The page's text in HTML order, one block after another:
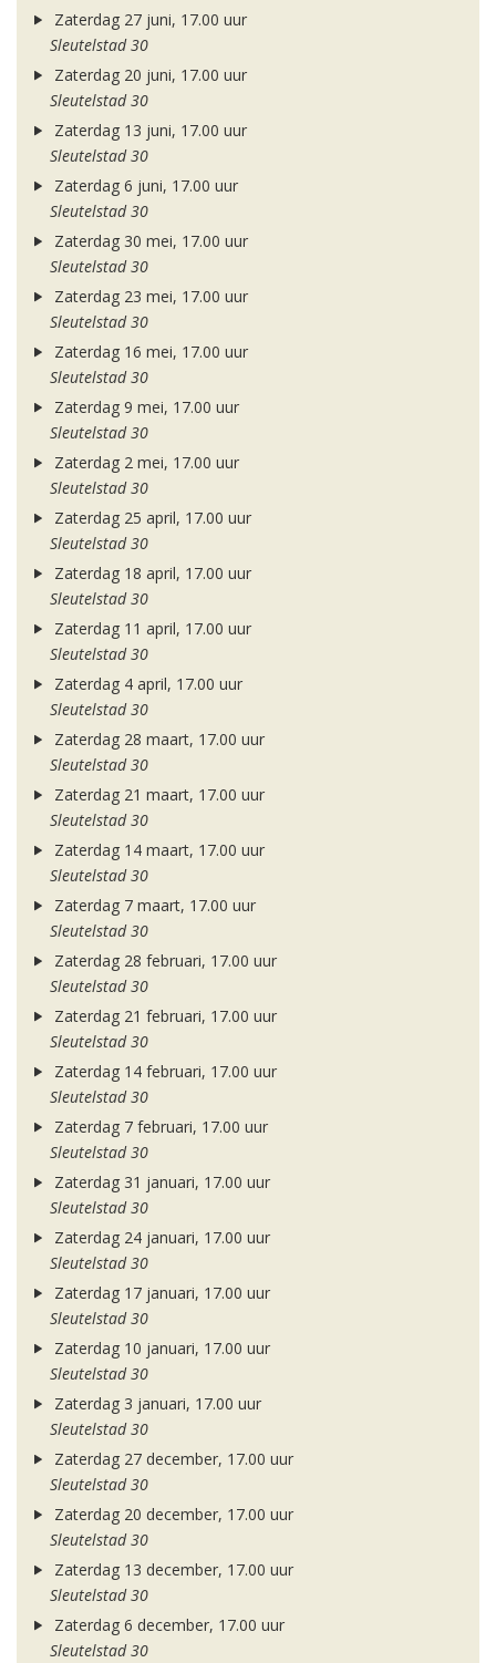
Zaterdag 27 juni, 17.00 uur
Sleutelstad 30
Zaterdag 20 juni, 17.00 uur
Sleutelstad 30
Zaterdag 13 juni, 17.00 uur
Sleutelstad 30
Zaterdag 6 juni, 17.00 uur
Sleutelstad 30
Zaterdag 30 mei, 17.00 uur
Sleutelstad 30
Zaterdag 23 mei, 17.00 uur
Sleutelstad 30
Zaterdag 16 mei, 17.00 uur
Sleutelstad 30
Zaterdag 9 mei, 17.00 uur
Sleutelstad 30
Zaterdag 2 mei, 17.00 uur
Sleutelstad 30
Zaterdag 25 april, 17.00 uur
Sleutelstad 30
Zaterdag 18 april, 17.00 uur
Sleutelstad 30
Zaterdag 11 april, 17.00 uur
Sleutelstad 30
Zaterdag 4 april, 17.00 uur
Sleutelstad 30
Zaterdag 28 maart, 17.00 uur
Sleutelstad 30
Zaterdag 21 maart, 17.00 uur
Sleutelstad 30
Zaterdag 14 maart, 17.00 uur
Sleutelstad 30
Zaterdag 7 maart, 17.00 uur
Sleutelstad 30
Zaterdag 28 februari, 17.00 uur
Sleutelstad 30
Zaterdag 21 februari, 17.00 uur
Sleutelstad 30
Zaterdag 14 februari, 17.00 uur
Sleutelstad 30
Zaterdag 7 februari, 17.00 uur
Sleutelstad 30
Zaterdag 31 januari, 17.00 uur
Sleutelstad 30
Zaterdag 24 januari, 17.00 uur
Sleutelstad 30
Zaterdag 17 januari, 17.00 uur
Sleutelstad 30
Zaterdag 10 januari, 17.00 uur
Sleutelstad 30
Zaterdag 3 januari, 17.00 uur
Sleutelstad 30
Zaterdag 27 december, 17.00 uur
Sleutelstad 30
Zaterdag 20 december, 17.00 uur
Sleutelstad 30
Zaterdag 13 december, 17.00 uur
Sleutelstad 30
Zaterdag 6 december, 17.00 uur
Sleutelstad 30